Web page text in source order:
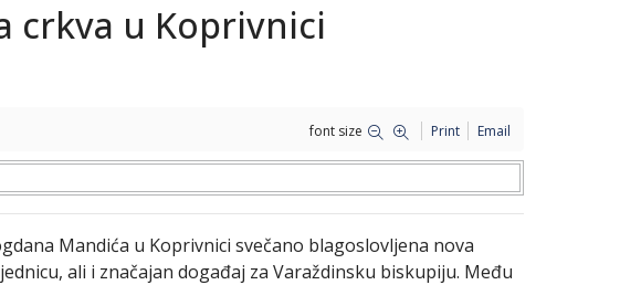
crkva u Koprivnici
font size Print Email
Mandića u Koprivnici svečano blagoslovljena nova
ali i značajan događaj za Varaždinsku biskupiju. Među